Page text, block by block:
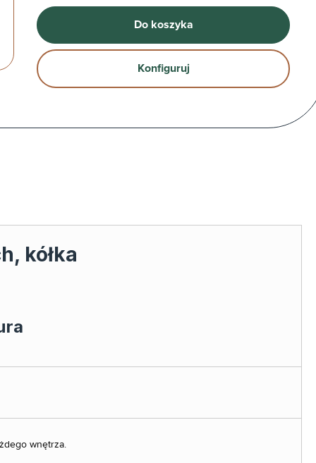
Do koszyka
Konfiguruj
kółka
wnętrza.